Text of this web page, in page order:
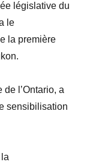
législative du
le
la première
l’Ontario, a
sensibilisation